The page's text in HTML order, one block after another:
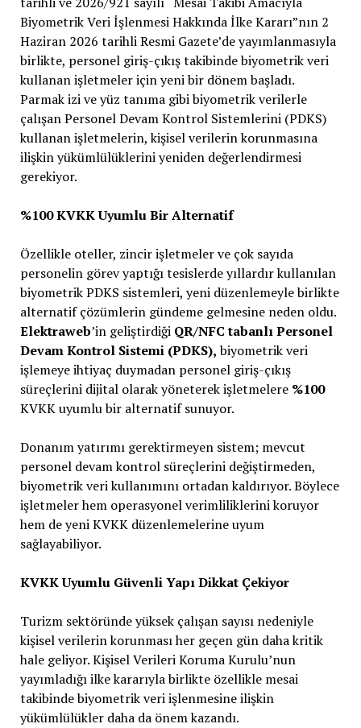
Biyometrik Veri İşlenmesi Hakkında İlke Kararı”nın 2
Haziran 2026 tarihli Resmi Gazete’de yayımlanmasıyla
birlikte, personel giriş-çıkış takibinde biyometrik veri
kullanan işletmeler için yeni bir dönem başladı.
Parmak izi ve yüz tanıma gibi biyometrik verilerle
çalışan Personel Devam Kontrol Sistemlerini (PDKS)
kullanan işletmelerin, kişisel verilerin korunmasına
ilişkin yükümlülüklerini yeniden değerlendirmesi
gerekiyor.
%100 KVKK Uyumlu Bir Alternatif
Özellikle oteller, zincir işletmeler ve çok sayıda
personelin görev yaptığı tesislerde yıllardır kullanılan
biyometrik PDKS sistemleri, yeni düzenlemeyle birlikte
alternatif çözümlerin gündeme gelmesine neden oldu.
Elektraweb’in geliştirdiği QR/NFC tabanlı Personel
Devam Kontrol Sistemi (PDKS),biyometrik veri
işlemeye ihtiyaç duymadan personel giriş-çıkış
süreçlerini dijital olarak yöneterek işletmelere %100
KVKK uyumlu bir alternatif sunuyor.
Donanım yatırımı gerektirmeyen sistem; mevcut
personel devam kontrol süreçlerini değiştirmeden,
biyometrik veri kullanımını ortadan kaldırıyor. Böylece
işletmeler hem operasyonel verimliliklerini koruyor
hem de yeni KVKK düzenlemelerine uyum
sağlayabiliyor.
KVKK Uyumlu Güvenli Yapı Dikkat Çekiyor
Turizm sektöründe yüksek çalışan sayısı nedeniyle
kişisel verilerin korunması her geçen gün daha kritik
hale geliyor. Kişisel Verileri Koruma Kurulu’nun
yayımladığı ilke kararıyla birlikte özellikle mesai
takibinde biyometrik veri işlenmesine ilişkin
yükümlülükler daha da önem kazandı.